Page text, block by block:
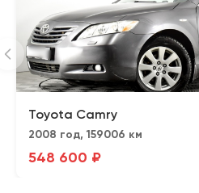
Toyota Camry
2008 год, 159006 км
548 600 ₽